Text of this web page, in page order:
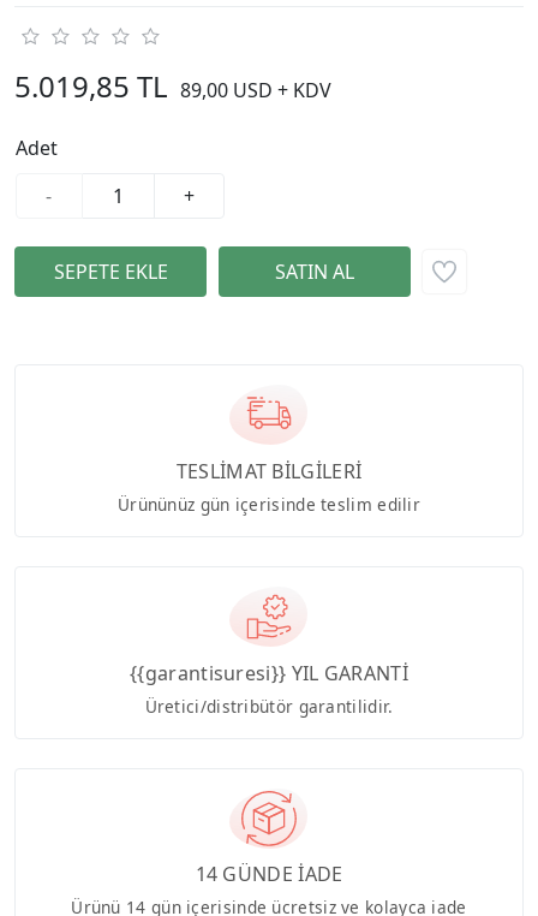
5.019,85 TL 89,00 USD + KDV
Adet
-
+
TESLİMAT BİLGİLERİ
Ürününüz gün içerisinde teslim edilir
{{garantisuresi}} YIL GARANTİ
Üretici/distribütör garantilidir.
14 GÜNDE İADE
Ürünü 14 gün içerisinde ücretsiz ve kolayca iade